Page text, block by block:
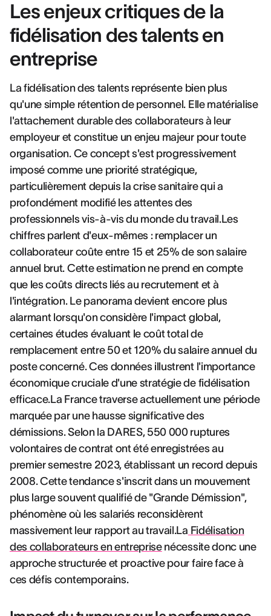
Les enjeux critiques de la
fidélisation des talents en
entreprise
La fidélisation des talents représente bien plus
qu'une simple rétention de personnel. Elle matérialise
l'attachement durable des collaborateurs à leur
employeur et constitue un enjeu majeur pour toute
organisation. Ce concept s'est progressivement
imposé comme une priorité stratégique,
particulièrement depuis la crise sanitaire qui a
profondément modifié les attentes des
professionnels vis-à-vis du monde du travail.Les
chiffres parlent d'eux-mêmes : remplacer un
collaborateur coûte entre 15 et 25% de son salaire
annuel brut. Cette estimation ne prend en compte
que les coûts directs liés au recrutement et à
l'intégration. Le panorama devient encore plus
alarmant lorsqu'on considère l'impact global,
certaines études évaluant le coût total de
remplacement entre 50 et 120% du salaire annuel du
poste concerné. Ces données illustrent l'importance
économique cruciale d'une stratégie de fidélisation
efficace.La France traverse actuellement une période
marquée par une hausse significative des
démissions. Selon la DARES, 550 000 ruptures
volontaires de contrat ont été enregistrées au
premier semestre 2023, établissant un record depuis
2008. Cette tendance s'inscrit dans un mouvement
plus large souvent qualifié de "Grande Démission",
phénomène où les salariés reconsidèrent
massivement leur rapport au travail.La Fidélisation
des collaborateurs en entreprisenécessite donc une
approche structurée et proactive pour faire face à
ces défis contemporains.